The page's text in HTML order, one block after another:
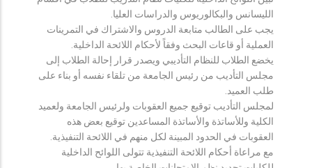
الليسانس والبكالوريوس والدراسات العليا.
يجب على الطالب متابعة الدروس والاشتراك في التمرينات
العملية أو قاعات البحث وفقاً لأحكام اللائحة الداخلية.
يخضع الطلاب للنظام التأديبي ويصدر قرار إحالة الطلاب إلى
مجلس التأديب من رئيس الجامعة من تلقاء نفسه أو بناء على
طلب العميد.
لمجلس التأديب توقيع جميع العقوبات ولرئيس الجامعة ولعميد
الكلية وللأساتذة والأساتذة المساعدين توقيع بعض هذه
العقوبات في الحدود المبينة لكل منهم في اللائحة التنفيذية.
مع مراعاة أحكام اللائحة التنفيذية تتولى اللوائح الداخلية